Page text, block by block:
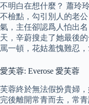
不明白在想什麼？ 蕭玲
不檢點，勾引別人的老
氣，主任卻認爲人怕出
天，辛蔚搜走了她最後
罵一頓，花姑羞愧難忍，
愛芙蓉: Everose 愛芙蓉
芙蓉終於無法假扮貴婦
完後離開常青而去，常